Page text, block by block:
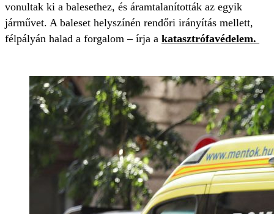
vonultak ki a balesethez, és áramtalanították az egyik
járművet. A baleset helyszínén rendőri irányítás mellett,
félpályán halad a forgalom – írja a katasztrófavédelem.